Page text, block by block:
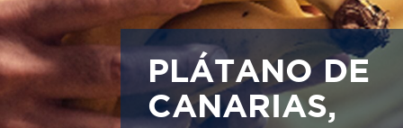
PLÁTANO DE
CANARIAS,